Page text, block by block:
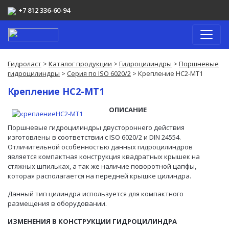
+7 812 336-60-94
Гидроласт > Каталог продукции > Гидроцилиндры > Поршневые
гидроцилиндры > Серия по ISO 6020/2 > Крепление HC2-MT1
Крепление HC2-MT1
ОПИСАНИЕ
Поршневые гидроцилиндры двустороннего действия
изготовлены в соответствии с ISO 6020/2 и DIN 24554.
Отличительной особенностью данных гидроцилиндров
является компактная конструкция квадратных крышек на
стяжных шпильках, а так же наличие поворотной цапфы,
которая располагается на передней крышке цилиндра.
Данный тип цилиндра используется для компактного
размещения в оборудовании.
ИЗМЕНЕНИЯ В КОНСТРУКЦИИ ГИДРОЦИЛИНДРА